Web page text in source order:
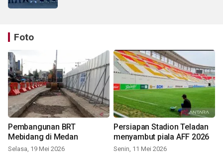
Foto
Pembangunan BRT
Mebidang di Medan
Selasa, 19 Mei 2026
Persiapan Stadion Teladan
menyambut piala AFF 2026
Senin, 11 Mei 2026